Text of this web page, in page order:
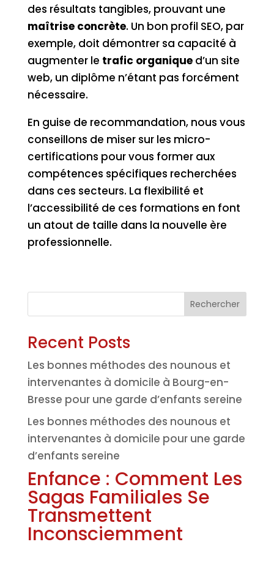
des résultats tangibles, prouvant une
maîtrise concrète. Un bon profil SEO, par
exemple, doit démontrer sa capacité à
augmenter le trafic organiqued’un site
web, un diplôme n’étant pas forcément
nécessaire.
En guise de recommandation, nous vous
conseillons de miser sur les micro-
certifications pour vous former aux
compétences spécifiques recherchées
dans ces secteurs. La flexibilité et
l’accessibilité de ces formations en font
un atout de taille dans la nouvelle ère
professionnelle.
Rechercher
Recent Posts
Les bonnes méthodes des nounous et
intervenantes à domicile à Bourg-en-
Bresse pour une garde d’enfants sereine
Les bonnes méthodes des nounous et
intervenantes à domicile pour une garde
d’enfants sereine
Enfance : Comment Les
Sagas Familiales Se
Transmettent
Inconsciemment